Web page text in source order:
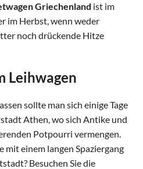
Griechenland ist im
im Herbst, wenn weder
noch drückende Hitze
Leihwagen
sollte man sich einige Tage
Athen, wo sich Antike und
Potpourri vermengen.
mit einem langen Spaziergang
Besuchen Sie die